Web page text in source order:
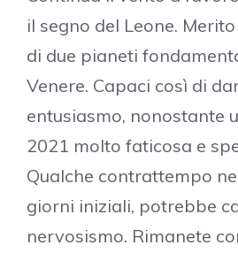
il segno del Leone.
di due pianeti
Venere. Capaci così di
entusiasmo, nonostante
2021 molto faticosa e
Qualche contrattempo
giorni iniziali, potrebbe
nervosismo. Rimanete